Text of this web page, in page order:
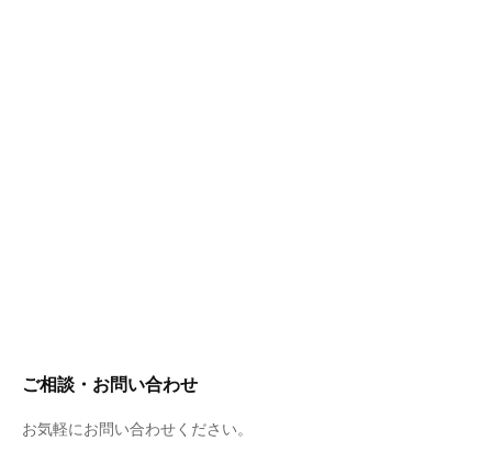
ご相談・お問い合わせ
お気軽にお問い合わせください。